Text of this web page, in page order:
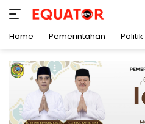
konten
Home Pemerintahan Politik